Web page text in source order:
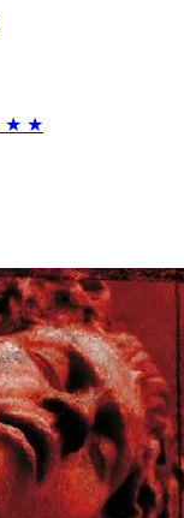
★ ★